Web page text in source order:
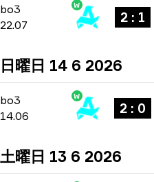
bo3 -bo3
22.07
W
2 : 1
日曜日 14 6 2026
bo3
bo3
14.06
W
2 : 0
土曜日 13 6 2026